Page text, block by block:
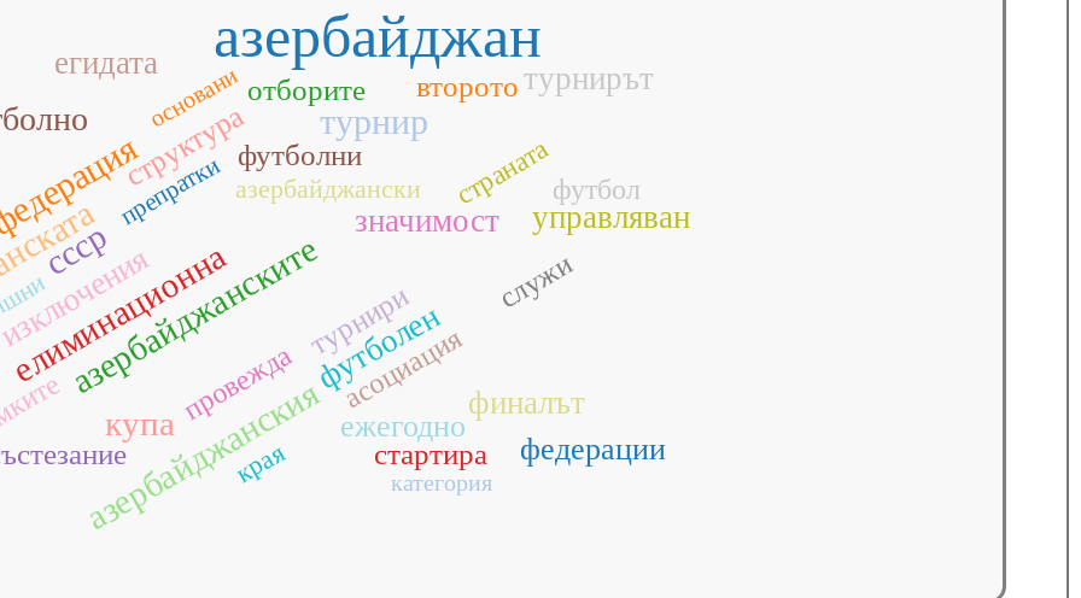
азербайджан
турнир
азербайджанските
азербайджанския
елиминационна
купа
ссср
егидата
значимост
турнирът
управляван
финалът
футболен
ежегодно
федерации
второто
отборите
стартира
структура
турнири
футболни
асоциация
провежда
служи
футбол
страната
азербайджански
края
препратки
категория
основани